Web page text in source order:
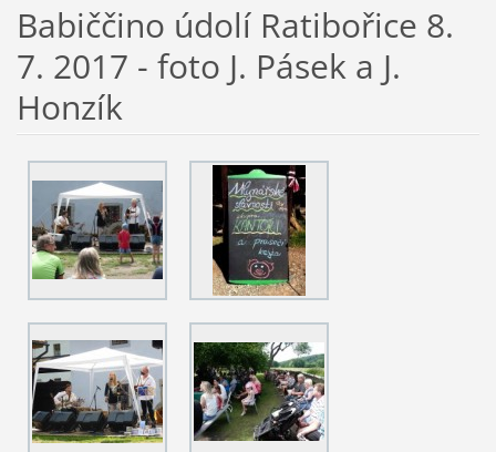
Babiččino údolí Ratibořice 8.
7. 2017 - foto J. Pásek a J.
Honzík